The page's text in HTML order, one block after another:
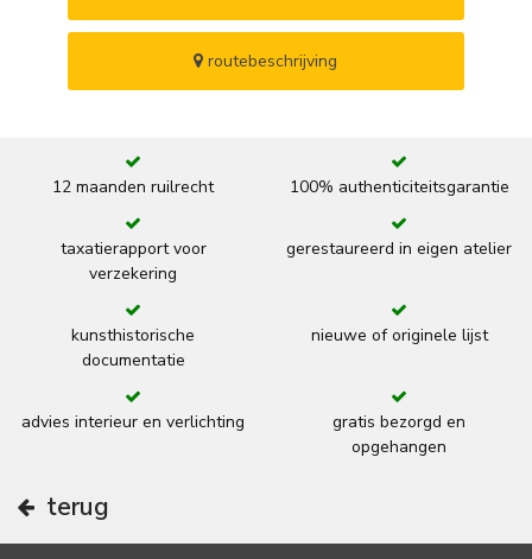
routebeschrijving
12 maanden ruilrecht 100% authenticiteitsgarantie
taxatierapport voor
verzekering
gerestaureerd in eigen atelier
kunsthistorische
documentatie
nieuwe of originele lijst
advies interieur en verlichting
gratis bezorgd en
opgehangen
terug